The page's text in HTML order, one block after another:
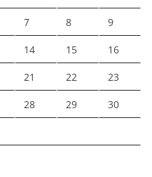
7 8 9
14 15 16
21 22 23
28 29 30